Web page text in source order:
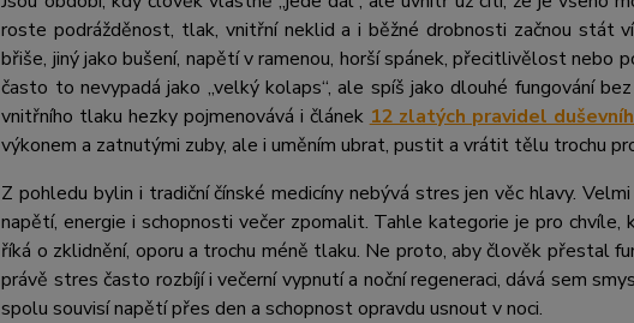
roste podrážděnost, tlak, vnitřní neklid a i běžné drobnosti začnou stát
břiše, jiný jako bušení, napětí v ramenou, horší spánek, přecitlivělost nebo
často to nevypadá jako „velký kolaps“, ale spíš jako dlouhé fungování
vnitřního tlaku hezky pojmenovává i článek 12 zlatých pravidel
výkonem a zatnutými zuby, ale i uměním ubrat, pustit a vrátit tělu trochu
Z pohledu bylin i tradiční čínské medicíny nebývá stres jen věc hlavy.
napětí, energie i schopnosti večer zpomalit. Tahle kategorie je pro
říká o zklidnění, oporu a trochu méně tlaku. Ne proto, aby člověk přestal
právě stres často rozbíjí i večerní vypnutí a noční regeneraci, dává sem
spolu souvisí napětí přes den a schopnost opravdu usnout v noci.